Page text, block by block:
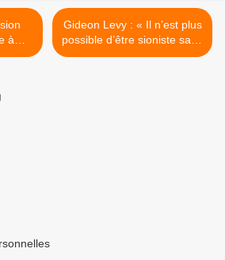
à
Gideon Levy : « Il n’est plus
possible d’être sioniste sans
être fasciste. » >